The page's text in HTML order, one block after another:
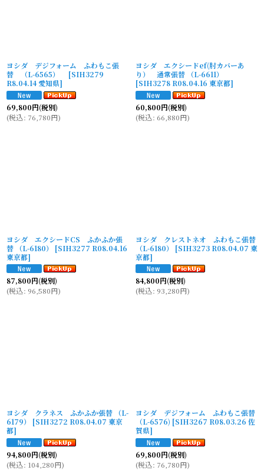
ヨシダ デジフォーム ふわもこ張
替 （L-6565）
[SIH3279
R8.04.14 愛知県]
69,800円(税別)
(税込: 76,780円)
ヨシダ エクシードef(肘カバーあ
り） 通常張替 （L-6611）
[SIH3278 R08.04.16 東京都]
60,800円(税別)
(税込: 66,880円)
ヨシダ エクシードCS ふかふか張
替 （L-6180）
[SIH3277 R08.04.16
東京都]
87,800円(税別)
(税込: 96,580円)
ヨシダ クレストネオ ふわもこ張替
（L-6180）
[SIH3273 R08.04.07 東
京都]
84,800円(税別)
(税込: 93,280円)
ヨシダ クラネス ふかふか張替 （L-
6179）
[SIH3272 R08.04.07 東京
都]
94,800円(税別)
(税込: 104,280円)
ヨシダ デジフォーム ふわもこ張替
（L-6576) [SIH3267 R08.03.26 佐
賀県]
69,800円(税別)
(税込: 76,780円)